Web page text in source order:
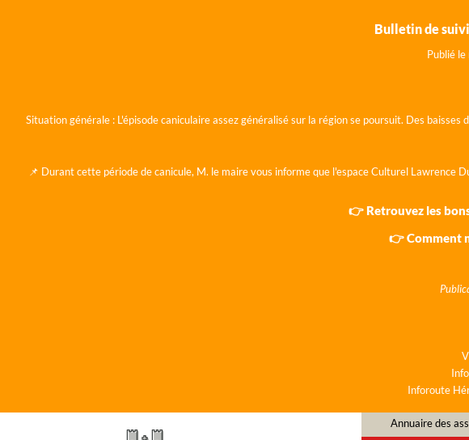
Bulletin de
Publié
Situation générale : L'épisode caniculaire assez généralisé sur la région se poursuit. Des
📌 Durant cette période de canicule, M. le maire vous informe que l'espace Culturel Lawrence
👉 Retrouvez les
👉 Comment
Inforoute
Annuaire des